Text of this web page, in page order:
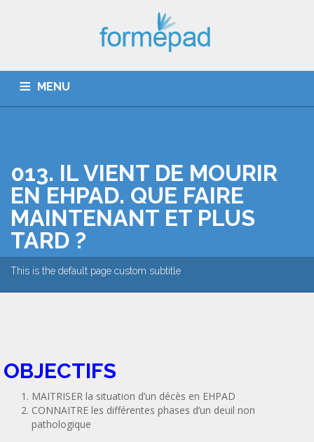
MENU
DÉROULEMENT
ACTUALITÉ
013. IL VIENT DE MOURIR
EN EHPAD. QUE FAIRE
MAINTENANT ET PLUS
TARD ?
This is the default page custom subtitle
OBJECTIFS
MAITRISER la situation d’un décès en EHPAD
CONNAITRE les différentes phases d’un deuil non
pathologique